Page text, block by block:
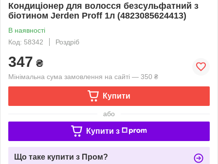
Кондиціонер для волосся безсульфатний з
біотином Jerden Proff 1л (4823085624413)
В наявності
Код: 58342
Роздріб
347 ₴
Мінімальна сума замовлення на сайті — 350 ₴
Купити
або
Купити з
Що таке купити з Пром?